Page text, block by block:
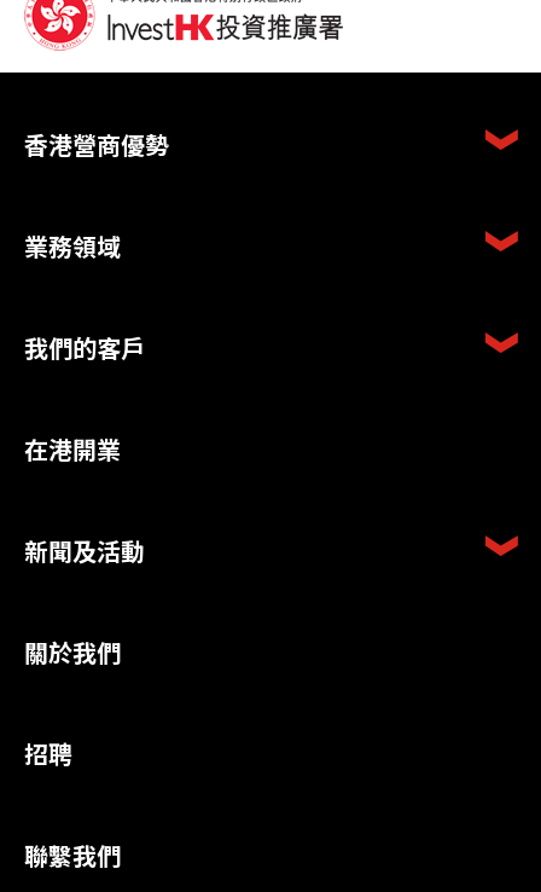
香港營商優勢
業務領域
我們的客戶
在港開業
新聞及活動
關於我們
招聘
聯繫我們